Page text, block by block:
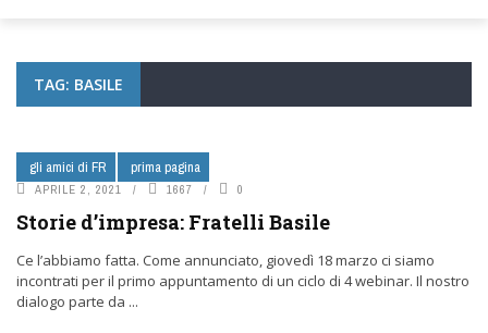
TAG: BASILE
gli amici di FR prima pagina
APRILE 2, 2021 1667 0
Storie d’impresa: Fratelli Basile
Ce l’abbiamo fatta. Come annunciato, giovedì 18 marzo ci siamo
incontrati per il primo appuntamento di un ciclo di 4 webinar. Il nostro
dialogo parte da ...